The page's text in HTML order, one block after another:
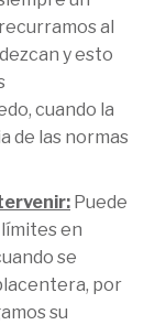
al
y esto
cuando la
de las normas
Puede
en
se
por
su